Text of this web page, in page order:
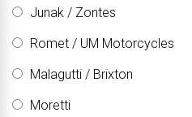
Junak / Zontes
Romet / UM Motorcycles
Malagutti / Brixton
Moretti